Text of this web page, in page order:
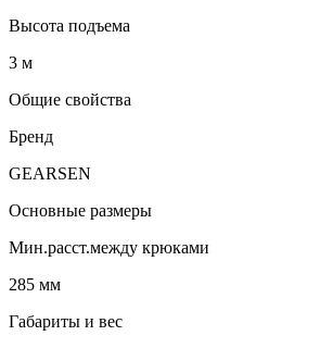
Высота подъема
3 м
Общие свойства
Бренд
GEARSEN
Основные размеры
Мин.расст.между крюками
285 мм
Габариты и вес